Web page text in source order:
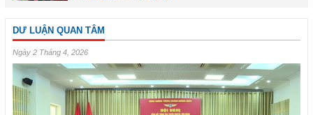
DƯ LUẬN QUAN TÂM
Ngày 2 Tháng 4, 2026